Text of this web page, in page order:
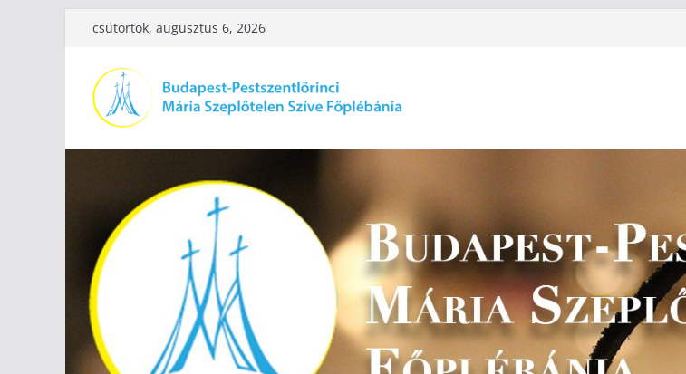
content
csütörtök, augusztus 6, 2026